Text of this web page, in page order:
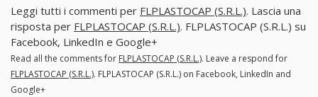
Leggi tutti i commenti per FLPLASTOCAP (S.R.L.). Lascia una
risposta per FLPLASTOCAP (S.R.L.). FLPLASTOCAP (S.R.L.) su
Facebook, LinkedIn e Google+
Read all the comments for FLPLASTOCAP (S.R.L.). Leave a respond for
FLPLASTOCAP (S.R.L.). FLPLASTOCAP (S.R.L.) on Facebook, LinkedIn and
Google+